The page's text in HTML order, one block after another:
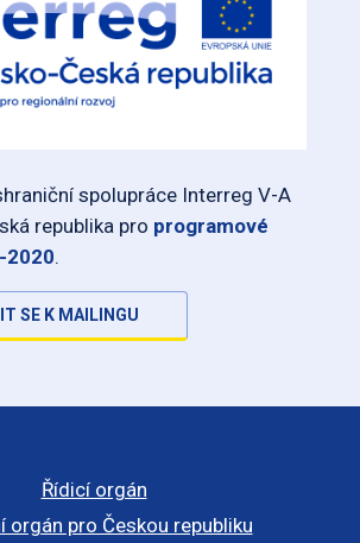
spolupráce Interreg V-A
republika pro programové
2020.
SE K MAILINGU
Řídicí orgán
orgán pro Českou republiku